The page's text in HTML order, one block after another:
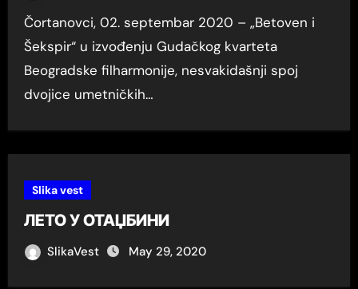
Čortanovci, 02. septembar 2020 – „Betoven i
Šekspir“ u izvođenju Gudačkog kvarteta
Beogradske filharmonije, nesvakidašnji spoj
dvojice umetničkih…
Slika vest
ЛЕТО У ОТАЏБИНИ
SlikaVest May 29, 2020